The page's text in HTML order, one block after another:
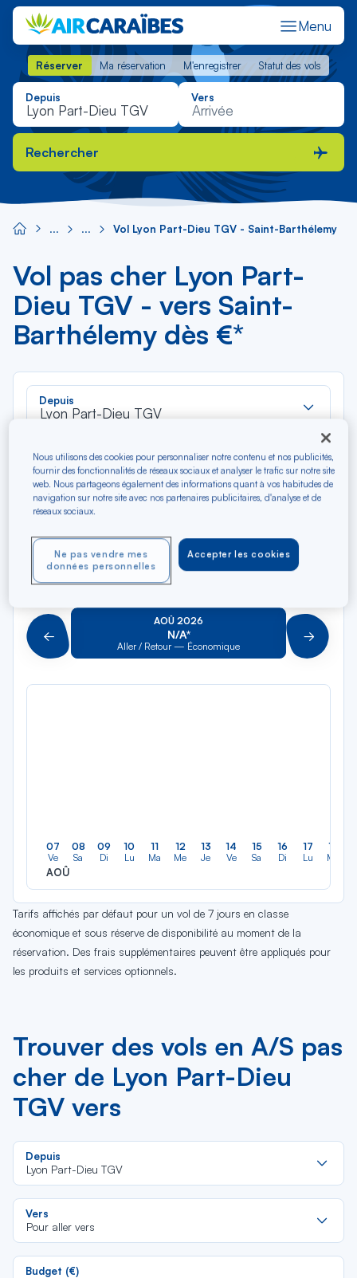
Menu
Réserver Ma réservation M'enregistrer Statut des vols
Réserver Ma réservation M'enregistrer Statut des vols
Depuis Vers
Rechercher
Vol Lyon Part-Dieu TGV - Saint-Barthélemy
Vol pas cher Lyon Part-
Dieu TGV - vers Saint-
Barthélemy dès €*
Depuis
Lyon Part-Dieu TGV
Vers
Pour aller vers
la
Type de trajet
Aller-Retour Aller simple
Filtrer
Précédent
AOÛ 2026
N/A*
Aller / Retour — Économique Suivant
07
Ve
AOÛ
08
Sa
09
Di
10
Lu
11
Ma
12
Me
13
Je
14
Ve
15
Sa
16
Di
17
Lu
18
Ma
Tarifs affichés par défaut pour un vol de 7 jours en classe
économique et sous réserve de disponibilité au moment de la
réservation. Des frais supplémentaires peuvent être appliqués pour
les produits et services optionnels.
Trouver des vols en A/S pas
cher de Lyon Part-Dieu
TGV vers
Depuis
Lyon Part-Dieu TGV
Vers
Pour aller vers
Budget (€)
Nous utilisons des cookies pour personnaliser notre contenu et nos publicités,
fournir des fonctionnalités de réseaux sociaux et analyser le trafic sur notre site
web. Nous partageons également des informations quant à vos habitudes de
navigation sur notre site avec nos partenaires publicitaires, d'analyse et de
réseaux sociaux.
Accepter les cookies
Ne pas vendre mes
données personnelles